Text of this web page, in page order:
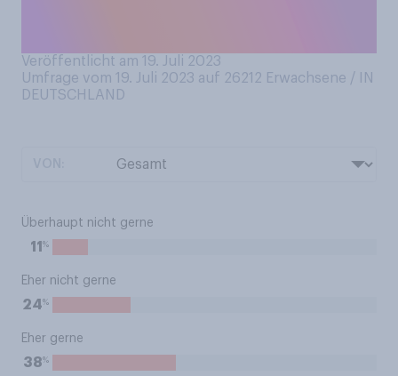
Veröffentlicht am 19. Juli 2023
Umfrage vom 19. Juli 2023 auf 26212 Erwachsene / IN
DEUTSCHLAND
Überhaupt nicht gerne
11 %
Eher nicht gerne
24%
Eher gerne
38%